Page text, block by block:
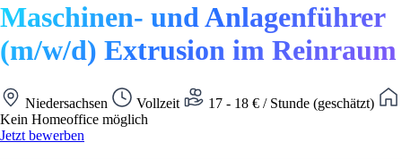
Maschinen- und Anlagenführer
(m/w/d) Extrusion im Reinraum
Niedersachsen Vollzeit
17 - 18 € / Stunde (geschätzt)
Kein Homeoffice möglich
Jetzt bewerben